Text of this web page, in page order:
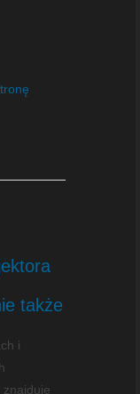
także
i
znajduje